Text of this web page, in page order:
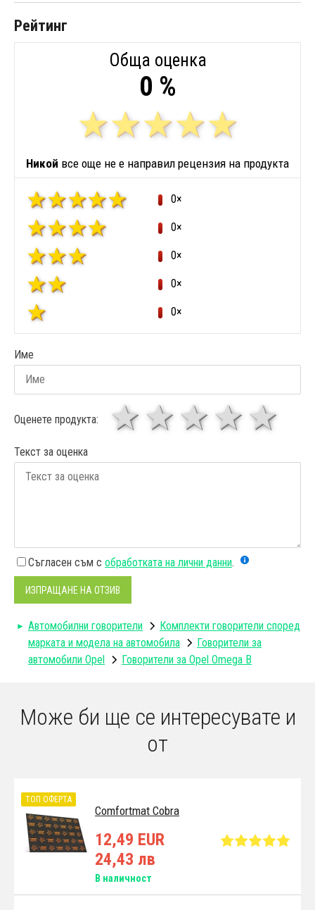
Рейтинг
Обща оценка
0 %
Никой все още не е направил рецензия на продукта
0×
0×
0×
0×
0×
Име
Оценете продукта: 4
3
звезди
1 звезда
Текст за оценка
Съгласен съм с обработката на лични данни.
ИЗПРАЩАНЕ НА ОТЗИВ
Автомобилни говорители
Комплекти говорители според
марката и модела на автомобила
Говорители за
автомобили Opel
Говорители за Opel Omega B
Може би ще се интересувате и
от
Comfortmat Cobra
ТОП ОФЕРТА
12,49 EUR
24,43 лв
В наличност